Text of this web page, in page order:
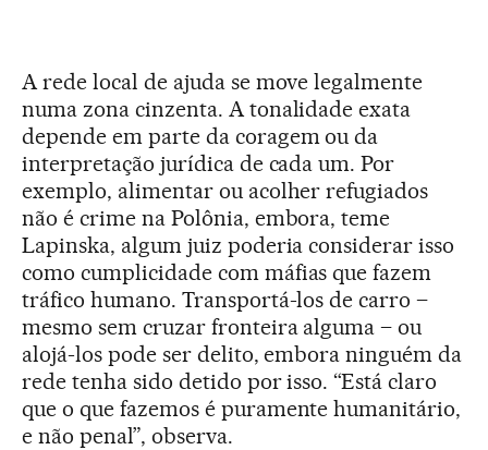
A rede local de ajuda se move legalmente
numa zona cinzenta. A tonalidade exata
depende em parte da coragem ou da
interpretação jurídica de cada um. Por
exemplo, alimentar ou acolher refugiados
não é crime na Polônia, embora, teme
Lapinska, algum juiz poderia considerar isso
como cumplicidade com máfias que fazem
tráfico humano. Transportá-los de carro –
mesmo sem cruzar fronteira alguma – ou
alojá-los pode ser delito, embora ninguém da
rede tenha sido detido por isso. “Está claro
que o que fazemos é puramente humanitário,
e não penal”, observa.